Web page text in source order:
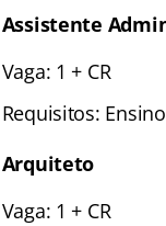
Assistente
Vaga: 1 + CR
Requisitos:
Arquiteto
Vaga: 1 + CR